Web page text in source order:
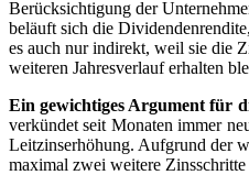
Berücksichtigung der
beläuft sich die
es auch nur indirekt, weil sie die
weiteren Jahresverlauf erhalten
Ein gewichtiges Argument für
verkündet seit Monaten immer
Leitzinserhöhung. Aufgrund der
maximal zwei weitere